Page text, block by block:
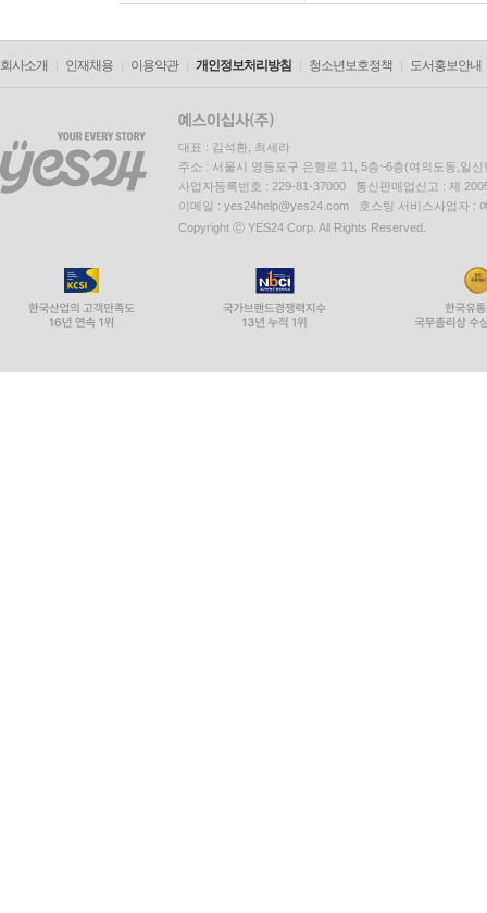
회사소개 인재채용 이용약관 개인정보처리방침 청소년보호정책 도서홍보안내
대표 : 김석환, 최세라
주소 : 서울시 영등포구 은행로 11, 5층~6층(여의도동,일신
사업자등록번호 : 229-81-37000 통신판매업신고 : 제
이메일 : yes24help@yes24.com 호스팅 서비스사업자 :
Copyright ⓒ YES24 Corp. All Rights Reserved.